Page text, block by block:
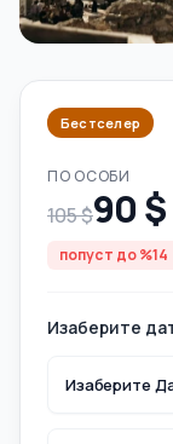
Бестселер
ПО ОСОБИ
105 $90 $
попуст до %14
Изаберите
Изаберите